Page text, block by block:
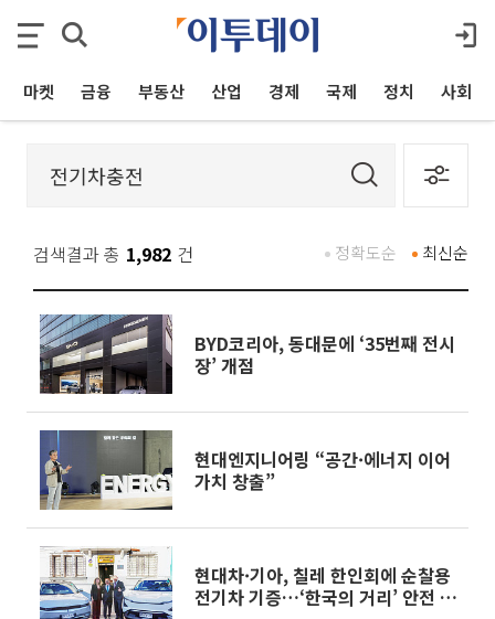
마켓 금융 부동산 산업 경제 국제 정치 사회
검색결과 총 1,982 건 최신순
정확도순
BYD코리아, 동대문에 ‘35번째 전시
장’ 개점
현대엔지니어링 “공간·에너지 이어
가치 창출”
현대차·기아, 칠레 한인회에 순찰용
전기차 기증…‘한국의 거리’ 안전 지